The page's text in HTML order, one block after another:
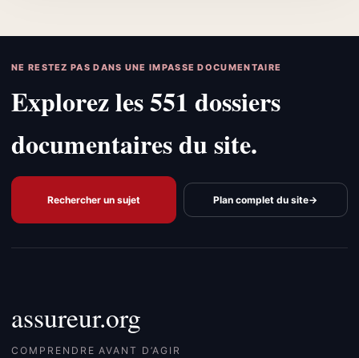
NE RESTEZ PAS DANS UNE IMPASSE DOCUMENTAIRE
Explorez les 551 dossiers
documentaires du site.
Rechercher un sujet Plan complet du site→
assureur.org
COMPRENDRE AVANT D’AGIR